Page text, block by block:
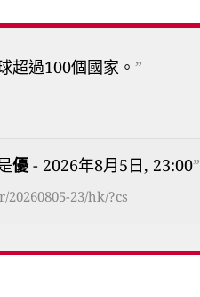
超過100個國家。 ”
優- 2026年8月5日, 23:00”
23/hk/?cs